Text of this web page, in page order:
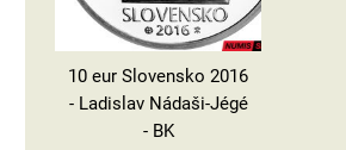
10 eur Slovensko 2016
- Ladislav Nádaši-Jégé
- BK